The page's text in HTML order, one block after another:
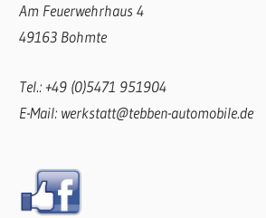
Am Feuerwehrhaus 4
49163 Bohmte
Tel.: +49 (0)5471 951904
E-Mail: werkstatt@tebben-automobile.de